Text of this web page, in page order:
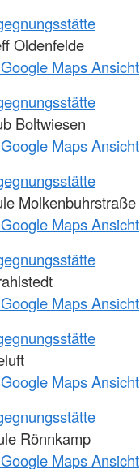
Oldenfelde
Maps Ansicht
Boltwiesen
Maps Ansicht
Molkenbuhrstraße
Maps Ansicht
Maps Ansicht
Maps Ansicht
Rönnkamp
Maps Ansicht